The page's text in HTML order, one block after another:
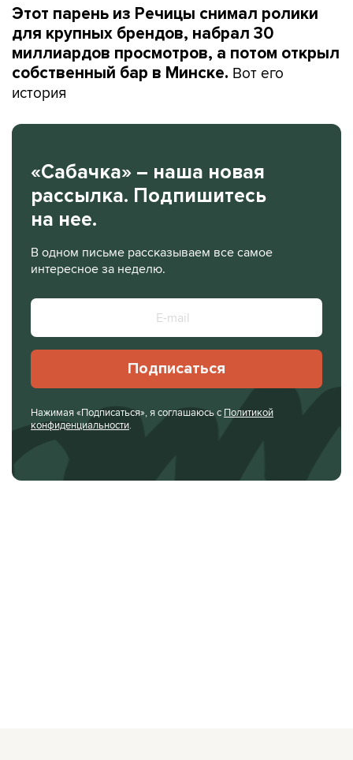
Этот парень из Речицы снимал ролики
для крупных брендов, набрал 30
миллиардов просмотров, а потом открыл
собственный бар в Минске. Вот его
история
«Сабачка» – наша новая
рассылка. Подпишитесь
на нее.
В одном письме рассказываем все самое
интересное за неделю.
Подписаться
Нажимая «Подписаться», я соглашаюсь с Политикой
конфиденциальности.